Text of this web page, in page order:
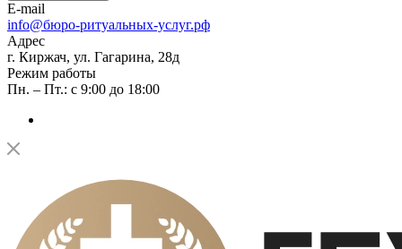
E-mail
info@бюро-ритуальных-услуг.рф
Адрес
г. Киржач, ул. Гагарина, 28д
Режим работы
Пн. – Пт.: с 9:00 до 18:00